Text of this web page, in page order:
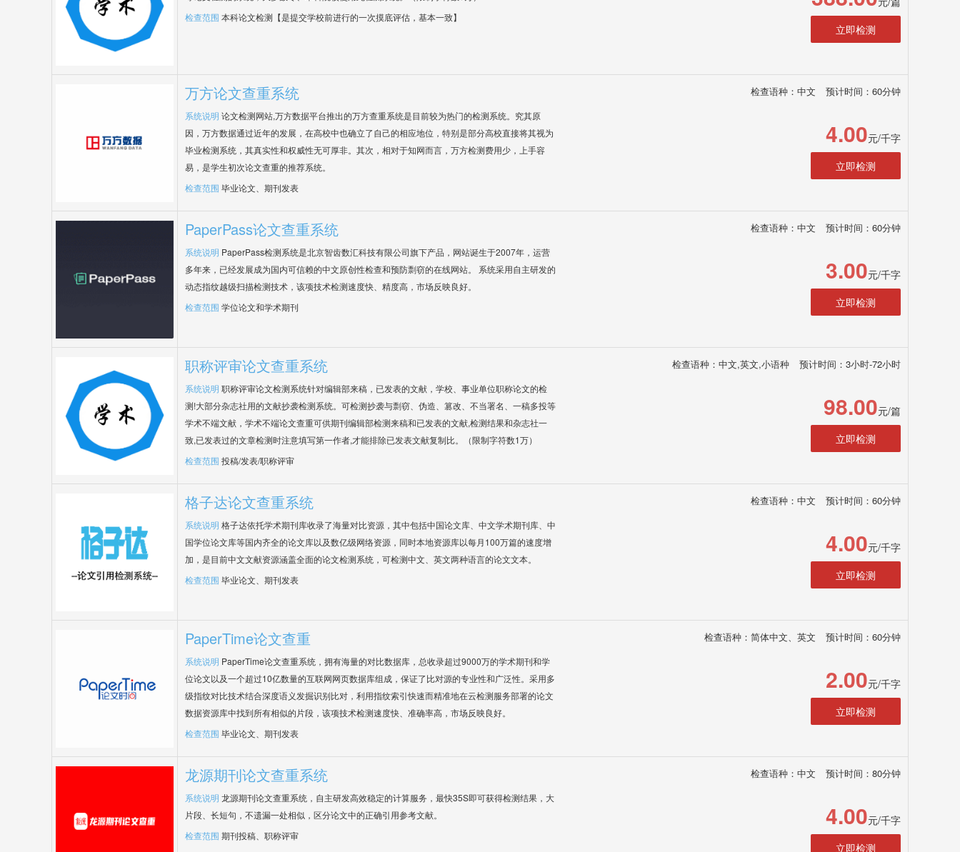
检查范围 本科论文检测【是提交学校前进行的一次摸底评估，基本一致】
立即检测
万方论文查重系统 检查语种：中文 预计时间：60分钟
系统说明 论文检测网站,万方数据平台推出的万方查重系统是目前较为热门的检测系统。究其原
因，万方数据通过近年的发展，在高校中也确立了自己的相应地位，特别是部分高校直接将其视为
毕业检测系统，其真实性和权威性无可厚非。其次，相对于知网而言，万方检测费用少，上手容
易，是学生初次论文查重的推荐系统。
检查范围 毕业论文、期刊发表
4.00元/千字
立即检测
PaperPass论文查重系统 检查语种：中文 预计时间：60分钟
系统说明 PaperPass检测系统是北京智齿数汇科技有限公司旗下产品，网站诞生于2007年，运营
多年来，已经发展成为国内可信赖的中文原创性检查和预防剽窃的在线网站。 系统采用自主研发的
动态指纹越级扫描检测技术，该项技术检测速度快、精度高，市场反映良好。
检查范围 学位论文和学术期刊
3.00元/千字
立即检测
职称评审论文查重系统 检查语种：中文,英文,小语种 预计时间：3小时-72小时
系统说明 职称评审论文检测系统针对编辑部来稿，已发表的文献，学校、事业单位职称论文的检
测!大部分杂志社用的文献抄袭检测系统。可检测抄袭与剽窃、伪造、篡改、不当署名、一稿多投等
学术不端文献，学术不端论文查重可供期刊编辑部检测来稿和已发表的文献,检测结果和杂志社一
致,已发表过的文章检测时注意填写第一作者,才能排除已发表文献复制比。（限制字符数1万）
检查范围 投稿/发表/职称评审
98.00元/篇
立即检测
格子达论文查重系统 检查语种：中文 预计时间：60分钟
系统说明 格子达依托学术期刊库收录了海量对比资源，其中包括中国论文库、中文学术期刊库、中
国学位论文库等国内齐全的论文库以及数亿级网络资源，同时本地资源库以每月100万篇的速度增
加，是目前中文文献资源涵盖全面的论文检测系统，可检测中文、英文两种语言的论文文本。
检查范围 毕业论文、期刊发表
4.00元/千字
立即检测
PaperTime论文查重 检查语种：简体中文、英文 预计时间：60分钟
系统说明 PaperTime论文查重系统，拥有海量的对比数据库，总收录超过9000万的学术期刊和学
位论文以及一个超过10亿数量的互联网网页数据库组成，保证了比对源的专业性和广泛性。采用多
级指纹对比技术结合深度语义发掘识别比对，利用指纹索引快速而精准地在云检测服务部署的论文
数据资源库中找到所有相似的片段，该项技术检测速度快、准确率高，市场反映良好。
检查范围 毕业论文、期刊发表
2.00元/千字
立即检测
龙源期刊论文查重系统 检查语种：中文 预计时间：80分钟
系统说明 龙源期刊论文查重系统，自主研发高效稳定的计算服务，最快35S即可获得检测结果，大
片段、长短句，不遗漏一处相似，区分论文中的正确引用参考文献。
检查范围 期刊投稿、职称评审
4.00元/千字
立即检测